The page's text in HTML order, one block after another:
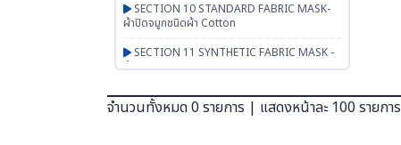
SECTION 10 STANDARD FABRIC MASK-
ผ้าปิดจมูกชนิดผ้า Cotton
SECTION 11 SYNTHETIC FABRIC MASK -
ผ้าปิดจมูกเสริมใยสังเคราะห์ UN95 SERIES
SECTION 12 RESPIRATOR - หน้ากากตลับ
กรอง
จำนวนทั้งหมด 0 รายการ | แสดงหน้าละ 100 รายการ